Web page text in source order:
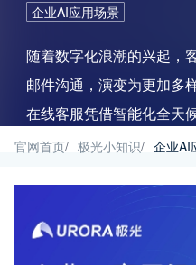
企业AI应用场景
随着数字化浪潮的兴起，
邮件沟通，演变为更加多
在线客服凭借智能化全天
化转型中不可或缺的核心
官网首页/ 极光小知识/ 企业AI